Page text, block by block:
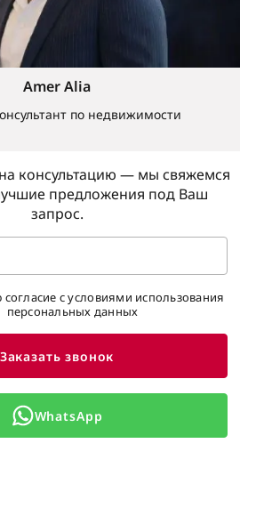
на консультацию — мы свяжемся
предложения под Ваш
запрос.
Amer Alia
по недвижимости
с условиями использования
персональных данных
Заказать звонок
WhatsApp